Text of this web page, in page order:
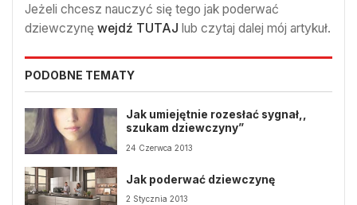
Jeżeli chcesz nauczyć się tego jak poderwać
dziewczynę wejdź TUTAJ lub czytaj dalej mój artykuł.
PODOBNE TEMATY
Jak umiejętnie rozesłać sygnał,,
szukam dziewczyny”
24 Czerwca 2013
Jak poderwać dziewczynę
2 Stycznia 2013